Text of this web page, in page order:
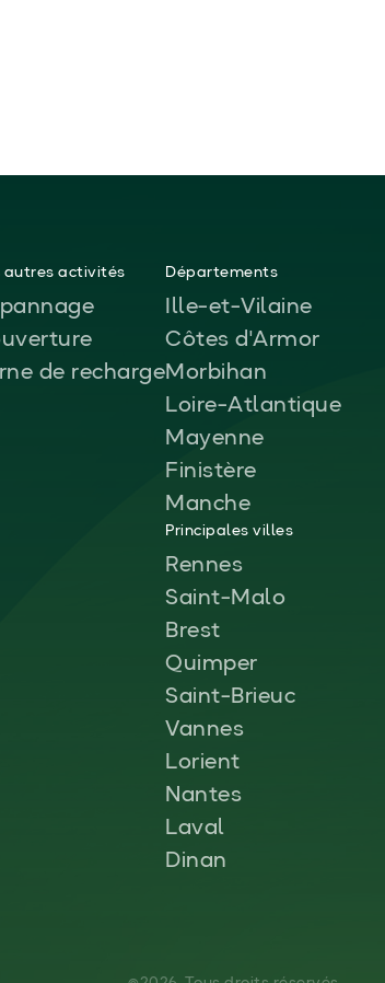
autres activités
de recharge
Départements
Ille-et-Vilaine
Côtes d'Armor
Morbihan
Loire-Atlantique
Mayenne
Finistère
Manche
Principales villes
Rennes
Saint-Malo
Brest
Quimper
Saint-Brieuc
Vannes
Lorient
Nantes
Laval
Dinan